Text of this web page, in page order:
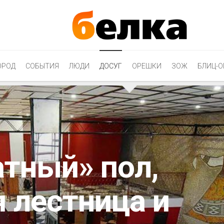
СОБЫТИЯ ЛЮДИ ДОСУГ ОРЕШКИ ЗОЖ БЛИЦ-
пол,
лестница и